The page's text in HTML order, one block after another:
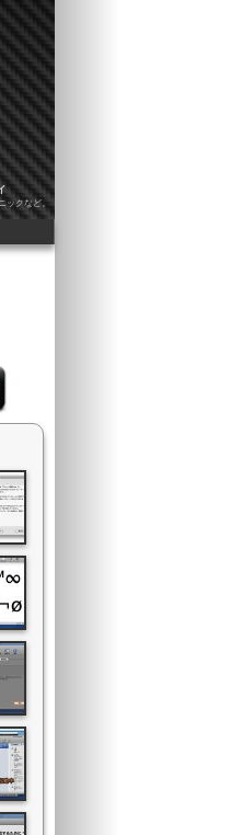
ックなど。